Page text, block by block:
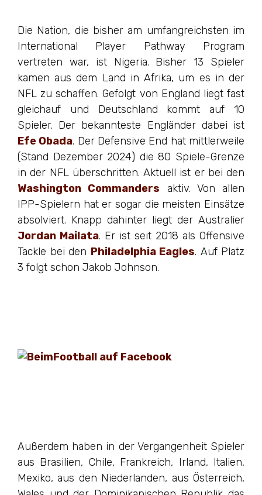
Die Nation, die bisher am umfangreichsten im
International Player Pathway Program
vertreten war, ist Nigeria. Bisher 13 Spieler
kamen aus dem Land in Afrika, um es in der
NFL zu schaffen. Gefolgt von England liegt fast
gleichauf und Deutschland kommt auf 10
Spieler. Der bekannteste Engländer dabei ist
Efe Obada. Der Defensive End hat mittlerweile
(Stand Dezember 2024) die 80 Spiele-Grenze
in der NFL überschritten. Aktuell ist er bei den
Washington Commanders aktiv. Von allen
IPP-Spielern hat er sogar die meisten Einsätze
absolviert. Knapp dahinter liegt der Australier
Jordan Mailata. Er ist seit 2018 als Offensive
Tackle bei den Philadelphia Eagles. Auf Platz
3 folgt schon Jakob Johnson.
Außerdem haben in der Vergangenheit Spieler
aus Brasilien, Chile, Frankreich, Irland, Italien,
Mexiko, aus den Niederlanden, aus Österreich,